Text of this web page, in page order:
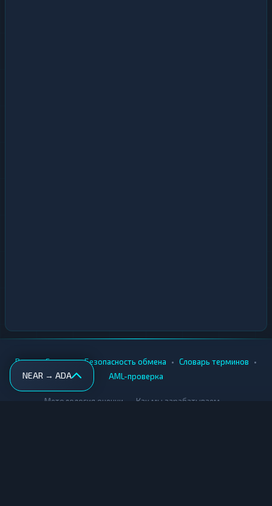
NEAR → ADA
Вики • Города • Безопасность обмена • Словарь терминов •
AML-проверка
Методология оценки Как мы зарабатываем